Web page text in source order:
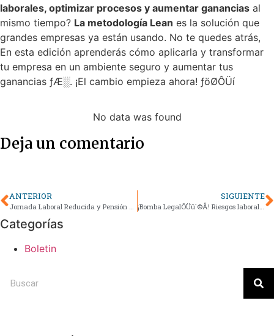
laborales, optimizar procesos y aumentar ganancias al
mismo tiempo? La metodología Lean es la solución que
grandes empresas ya están usando. No te quedes atrás,
En esta edición aprenderás cómo aplicarla y transformar
tu empresa en un ambiente seguro y aumentar tus
ganancias ­ƒÆ░. ¡El cambio empieza ahora! ­ƒöØÔÜí
No data was found
Deja un comentario
ANTERIOR
Jornada Laboral Reducida y Pensión de Alto Riesgo: Cambios Clave para Trabajadores Colombianos
SIGUIENTE
¡Bomba LegalÔÜû´©Å! Riesgos laborales: ¿La Corte Suprema te protege? ÔÜá´©Å
Categorías
Boletin